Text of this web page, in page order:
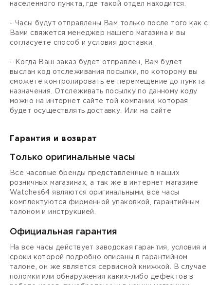
населенного пункта, где такой отдел находится.
- Часы будут отправлены Вам только после того как с
Вами свяжется менеджер нашего магазина и вы
согласуете способ и условия доставки.
- Когда Ваш заказ будет отправлен, Вам будет
выслан код отслеживания посылки, по которому вы
сможете контролировать ее перемещение до пункта
назначения. Отслеживать посылку по данному коду
можно на интернет сайте той компании, которая
будет осуществлять доставку. Или на сайте
Гарантия и возврат
Только оригинальные часы
Все часовые бренды представленные в наших
розничных магазинах, а так же в интернет магазине
Watches64 являются оригинальными, все часы
комплектуются фирменной упаковкой, гарантийным
талоном и инструкцией.
Официальная гарантия
На все часы действует заводская гарантия, условия и
сроки которой подробно описаны в гарантийном
талоне, он же является сервисной книжкой. В случае
поломки или обнаружения каких-либо дефектов в